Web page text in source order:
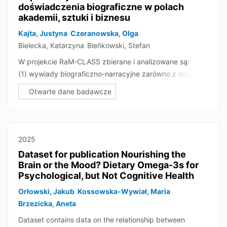
doświadczenia biograficzne w polach
akademii, sztuki i biznesu
Kajta, Justyna Czeranowska, Olga
Bielecka, Katarzyna Bieńkowski, Stefan
W projekcie RaM-CLASS zbierane i analizowane są:
(1) wywiady biograficzno-narracyjne zarówno z osobami,
które pochodzą z rodzin robotniczych/rolniczych i
doświadczyły międzypokoleniowego awansu
porównawczą, analizujemy podobieństwa i różnice w
zawodowych (akademii, sztuki i biznesu), doświadczenia
związane z radzeniem sobie z przekraczaniem
(nie)widocznych granic klasowych lub reprodukcją
pozycji społecznej rodziców, oraz amoidentyfikację
klasową i postrzeganie klas społecznych oraz relacje
między doświadczeniami biograficznymi a zasadami
Otwarte dane badawcze
2025
Dataset for publication Nourishing the
Brain or the Mood? Dietary Omega-3s for
Psychological, but Not Cognitive Health
Orłowski, Jakub Kossowska-Wywiał, Maria
Brzezicka, Aneta
Dataset contains data on the relationship between